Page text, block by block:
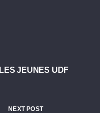
JEUNES UDF
NEXT POST